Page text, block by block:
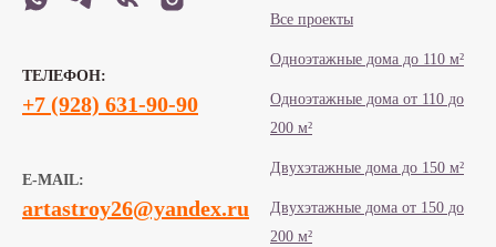
ТЕЛЕФОН:
+7 (928) 631-90-90
E-MAIL:
artastroy26@yandex.ru
Все проекты
Одноэтажные дома до 110 м²
Одноэтажные дома от 110 до
200 м²
Двухэтажные дома до 150 м²
Двухэтажные дома от 150 до
200 м²